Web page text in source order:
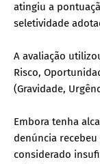
atingiu a
seletividade
A avaliação
Risco,
(Gravidade,
Embora tenha
denúncia recebeu
considerado